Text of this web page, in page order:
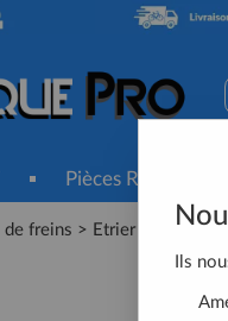
Pièces Route
de freins > Etrier de Frein
Ils